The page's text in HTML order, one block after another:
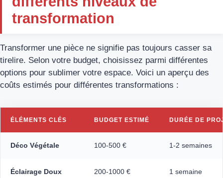
transformation
Transformer une pièce ne signifie pas toujours casser sa
tirelire. Selon votre budget, choisissez parmi différentes
options pour sublimer votre espace. Voici un aperçu des
coûts estimés pour différentes transformations :
ÉLÉMENTS CLÉS BUDGET ESTIMÉ DURÉE DE
Déco Végétale 100-500 € 1-2 semaines
Éclairage Doux 200-1000 € 1 semaine